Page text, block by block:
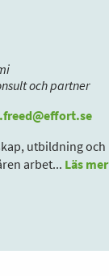
och partner
utbildning och
arbet... Läs mer